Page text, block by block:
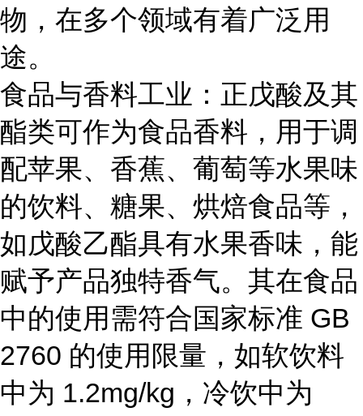
物，在多个领域有着广泛用
途。
食品与香料工业：正戊酸及其
酯类可作为食品香料，用于调
配苹果、香蕉、葡萄等水果味
的饮料、糖果、烘焙食品等，
如戊酸乙酯具有水果香味，能
赋予产品独特香气。其在食品
中的使用需符合国家标准 GB
2760 的使用限量，如软饮料
中为 1.2mg/kg，冷饮中为